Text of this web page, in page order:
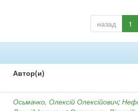
назад 1
Автор(и)
Осьмачко, Олексій Олексійович;